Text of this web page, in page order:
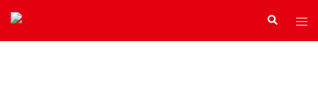
Zum
Inhalt
springen
Search